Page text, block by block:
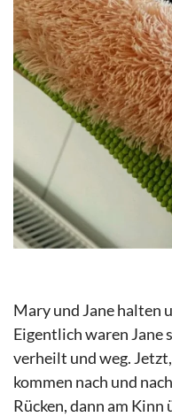
Mary und Jane halten
Eigentlich waren Jane
verheilt und weg.
kommen nach und
Rücken, dann am